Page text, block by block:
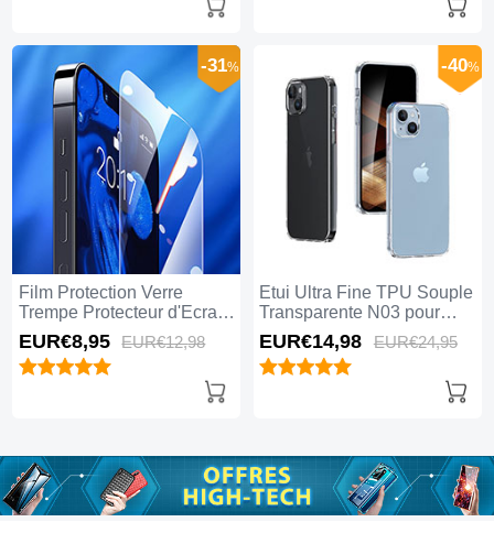
Film Protection Verre
Trempe Protecteur d'Ecran
pour Apple iPhone 15 Plus
Clair
-31%
EUR€8,95 EUR€12,98
Etui Ultra Fine TPU Souple
Transparente N03 pour
Apple iPhone 15 Plus Clair
-40%
EUR€14,98 EUR€24,95